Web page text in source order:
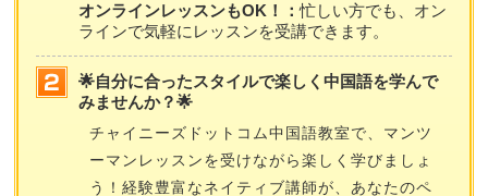
オンラインレッスンもOK！：忙しい方でも、オン
ラインで気軽にレッスンを受講できます。
🌟自分に合ったスタイルで楽しく中国語を学んで
みませんか？🌟
チャイニーズドットコム中国語教室で、マンツ
ーマンレッスンを受けながら楽しく学びましょ
う！経験豊富なネイティブ講師が、あなたのペ